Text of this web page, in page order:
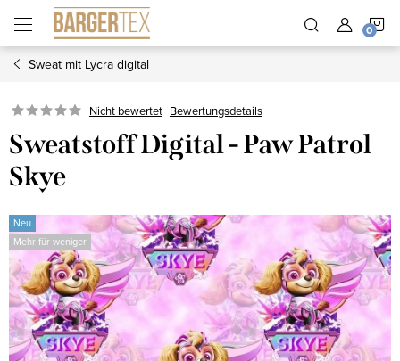
Inhalt
springen
Sweat mit Lycra digital
Nicht bewertet Bewertungsdetails
Sweatstoff Digital - Paw Patrol
Skye
Neu
Mehr für weniger